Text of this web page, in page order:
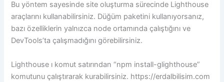
Bu yöntem sayesinde site oluşturma sürecinde Lighthouse
araçlarını kullanabilirsiniz. Düğüm paketini kullanıyorsanız,
bazı özelliklerin yalnızca node ortamında çalıştığını ve
DevTools’ta çalışmadığını görebilirsiniz.
Lighthouse ı komut satırından “npm install-glighthouse”
komutunu çalıştırarak kurabilirsiniz. https://erdalbilisim.com